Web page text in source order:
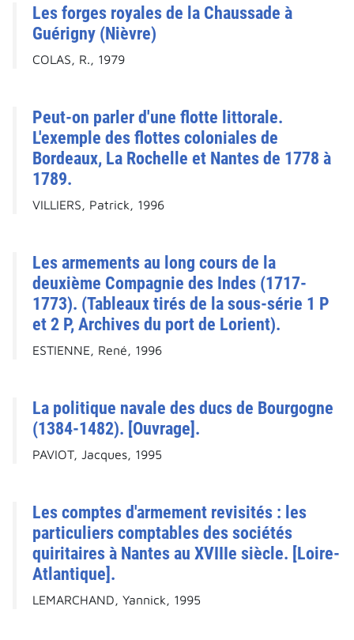
Les forges royales de la Chaussade à
Guérigny (Nièvre)
COLAS, R., 1979
Peut-on parler d'une flotte littorale.
L'exemple des flottes coloniales de
Bordeaux, La Rochelle et Nantes de 1778 à
1789.
VILLIERS, Patrick, 1996
Les armements au long cours de la
deuxième Compagnie des Indes (1717-
1773). (Tableaux tirés de la sous-série 1 P
et 2 P, Archives du port de Lorient).
ESTIENNE, René, 1996
La politique navale des ducs de Bourgogne
(1384-1482). [Ouvrage].
PAVIOT, Jacques, 1995
Les comptes d'armement revisités : les
particuliers comptables des sociétés
quiritaires à Nantes au XVIIIe siècle. [Loire-
Atlantique].
LEMARCHAND, Yannick, 1995